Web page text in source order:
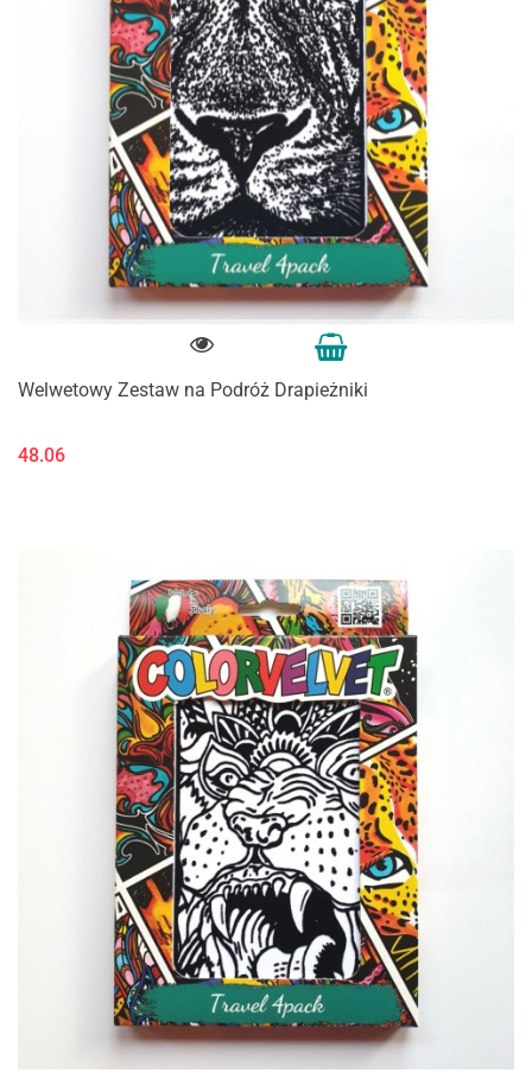
Welwetowy Zestaw na Podróż Drapieżniki
48.06